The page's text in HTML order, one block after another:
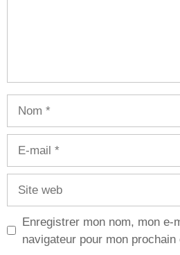
Enregistrer mon nom, mon e-
navigateur pour mon prochain